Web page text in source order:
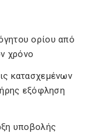
ορίου από
χρόνο
κατασχεμένων
εξόφληση
υποβολής